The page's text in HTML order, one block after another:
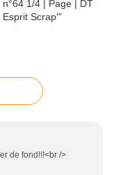
de fond!!!<br />